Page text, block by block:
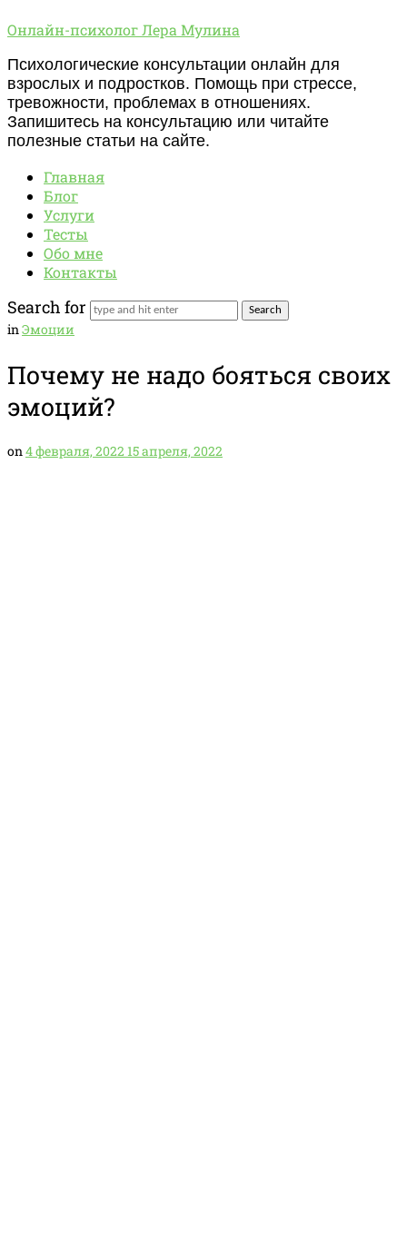
Онлайн-
Лера
Мулина
Онлайн-психолог Лера Мулина
Психологические консультации онлайн для
взрослых и подростков. Помощь при стрессе,
тревожности, проблемах в отношениях.
Запишитесь на консультацию или читайте
полезные статьи на сайте.
Главная
Блог
Услуги
Тесты
Обо мне
Контакты
Search for
inЭмоции
Почему не надо бояться своих
эмоций?
on4 февраля, 2022 15 апреля, 2022